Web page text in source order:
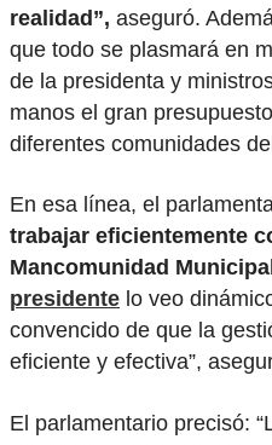
realidad”, aseguró.
que todo se plasmará en
de la presidenta y
manos el gran
diferentes comunidades
En esa línea, el
trabajar eficientemente
Mancomunidad
presidente lo veo
convencido de que la
eficiente y efectiva”,
El parlamentario precisó: